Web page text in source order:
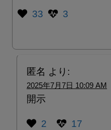
33 3
匿名 より:
2025年7月7日 10:09 AM
開示
2 17